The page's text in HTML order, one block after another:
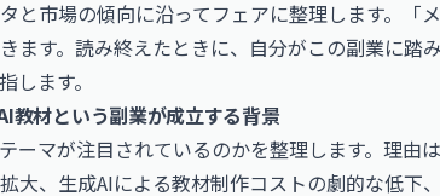
と市場の傾向に沿ってフェアに整理します。「
ます。読み終えたときに、自分がこの副業に踏
します。
教材という副業が成立する背景
ーマが注目されているのかを整理します。理由
大、生成AIによる教材制作コストの劇的な低下